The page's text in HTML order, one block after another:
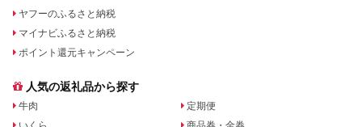
ヤフーのふるさと納税
マイナビふるさと納税
ポイント還元キャンペーン
人気の返礼品から探す
牛肉
定期便